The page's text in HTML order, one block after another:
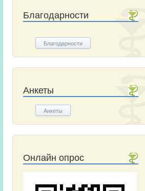
Благодарности
Благодарности
Анкеты
Анкеты
Онлайн опрос